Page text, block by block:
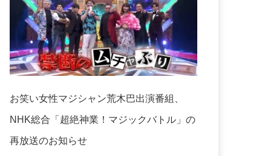
お笑い女性マジシャン荒木巴出演番組、
NHK総合「超絶神業！マジックバトル」の
再放送のお知らせ